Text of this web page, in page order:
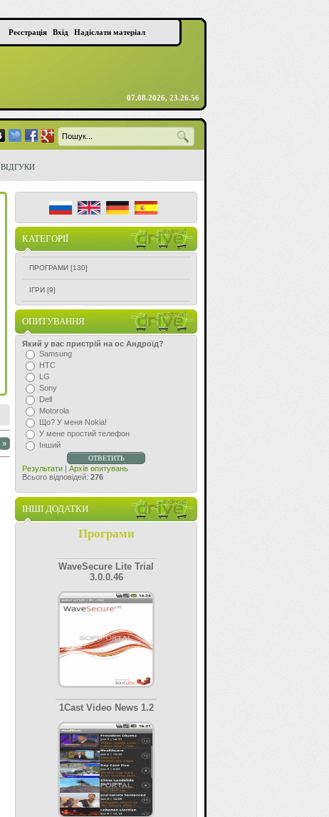
Надіслати матеріал
Вхід
Реєстрація
07.08.2026, 23.26.56
ВІДГУКИ
»
КАТЕГОРІЇ
ПРОГРАМИ [130]
ІГРИ [9]
ОПИТУВАННЯ
Який у вас пристрій на ос Андроїд?
Samsung
HTC
LG
Sony
Dell
Motorola
Що? У меня Nokia!
У мене простий телефон
Інший
Результати | Архів опитувань
Всього відповідей: 276
ІНШІ ДОДАТКИ
Програми
WaveSecure Lite Trial
3.0.0.46
1Cast Video News 1.2